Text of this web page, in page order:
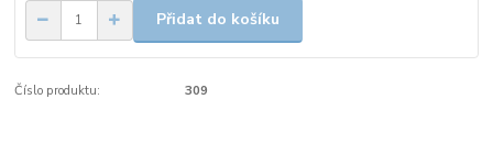
Přidat do košíku
Číslo produktu: 309